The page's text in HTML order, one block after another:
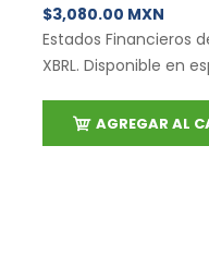
$3,080.00 MXN
Estados Financieros
XBRL. Disponible en
AGREGAR AL